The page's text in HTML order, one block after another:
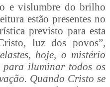
e vislumbre do brilho
estão presentes no
previsto para esta
luz dos povos”,
hoje, o mistério
para iluminar todos os
Quando Cristo se